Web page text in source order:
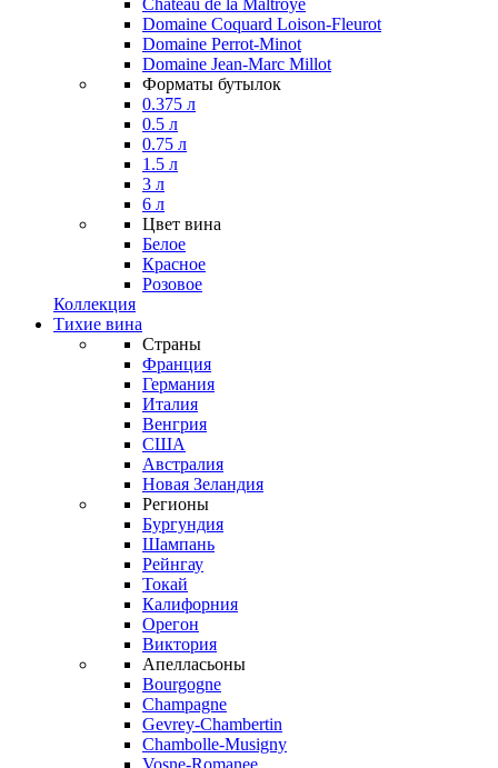
Château de la Maltroye
Domaine Coquard Loison-Fleurot
Domaine Perrot-Minot
Domaine Jean-Marc Millot
Форматы бутылок
0.375 л
0.5 л
0.75 л
1.5 л
3 л
6 л
Цвет вина
Белое
Красное
Розовое
Коллекция
Тихие вина
Страны
Франция
Германия
Италия
Венгрия
США
Австралия
Новая Зеландия
Регионы
Бургундия
Шампань
Рейнгау
Токай
Калифорния
Орегон
Виктория
Апелласьоны
Bourgogne
Champagne
Gevrey-Chambertin
Chambolle-Musigny
Vosne-Romanee